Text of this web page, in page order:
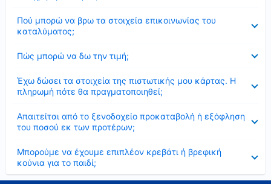
Πού μπορώ να βρω τα στοιχεία επικοινωνίας του
καταλύματος;
Πώς μπορώ να δω την τιμή;
Έχω δώσει τα στοιχεία της πιστωτικής μου κάρτας. Η
πληρωμή πότε θα πραγματοποιηθεί;
Απαιτείται από το ξενοδοχείο προκαταβολή ή εξόφληση
του ποσού εκ των προτέρων;
Μπορούμε να έχουμε επιπλέον κρεβάτι ή βρεφική
κούνια για το παιδί;